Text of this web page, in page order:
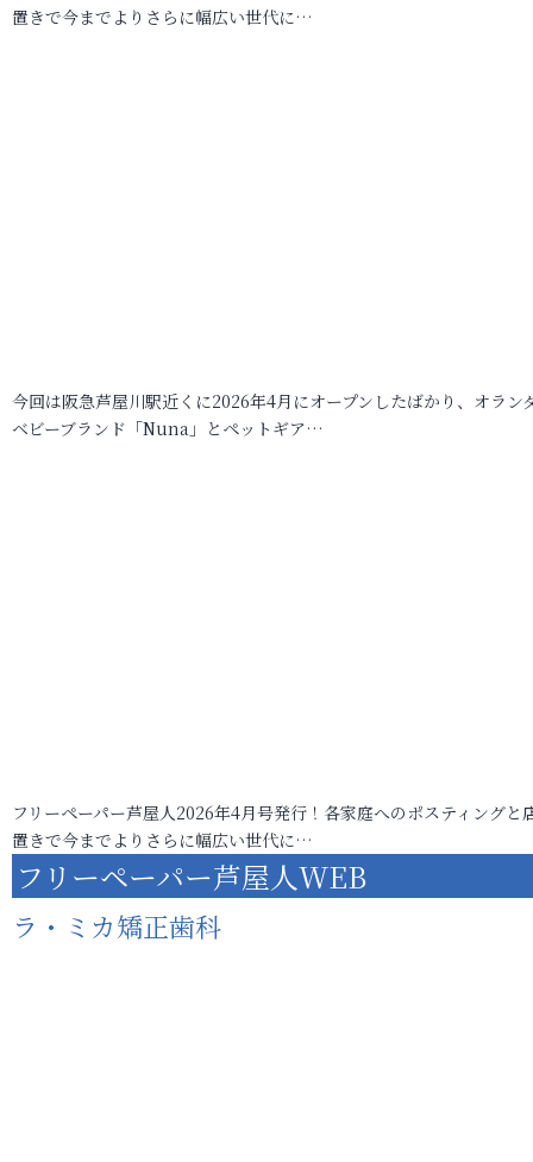
置きで今までよりさらに幅広い世代に…
今回は阪急芦屋川駅近くに2026年4月にオープンしたばかり、オラン
ベビーブランド「Nuna」とペットギア…
フリーペーパー芦屋人2026年4月号発行！各家庭へのポスティングと
置きで今までよりさらに幅広い世代に…
フリーペーパー芦屋人WEB
ラ・ミカ矯正歯科